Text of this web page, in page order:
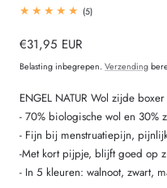
(5)5
Normale
prijs
€31,95 EUR
Belasting inbegrepen. Verzending
ENGEL NATUR Wol zijde
- 70% biologische wol en 30%
- Fijn bij menstruatiepijn,
-Met kort pijpje, blijft goed op
- In 5 kleuren: walnoot, zwart,